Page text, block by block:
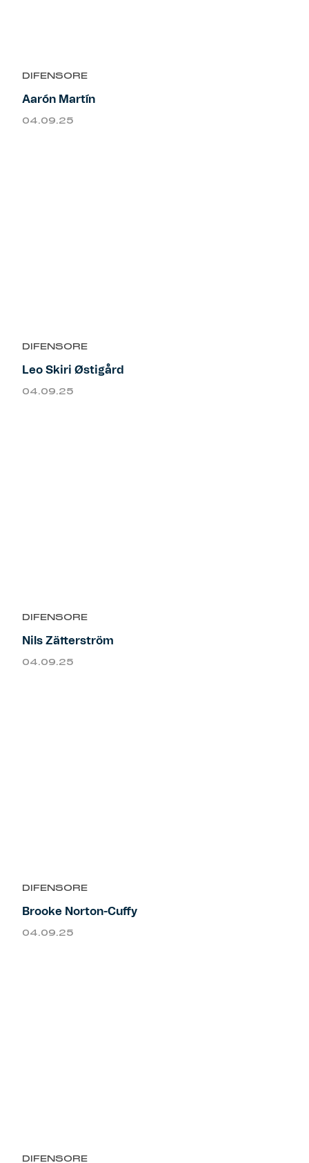
DIFENSORE
Aarón Martín
04.09.25
DIFENSORE
Leo Skiri Østigård
04.09.25
DIFENSORE
Nils Zätterström
04.09.25
DIFENSORE
Brooke Norton-Cuffy
04.09.25
DIFENSORE